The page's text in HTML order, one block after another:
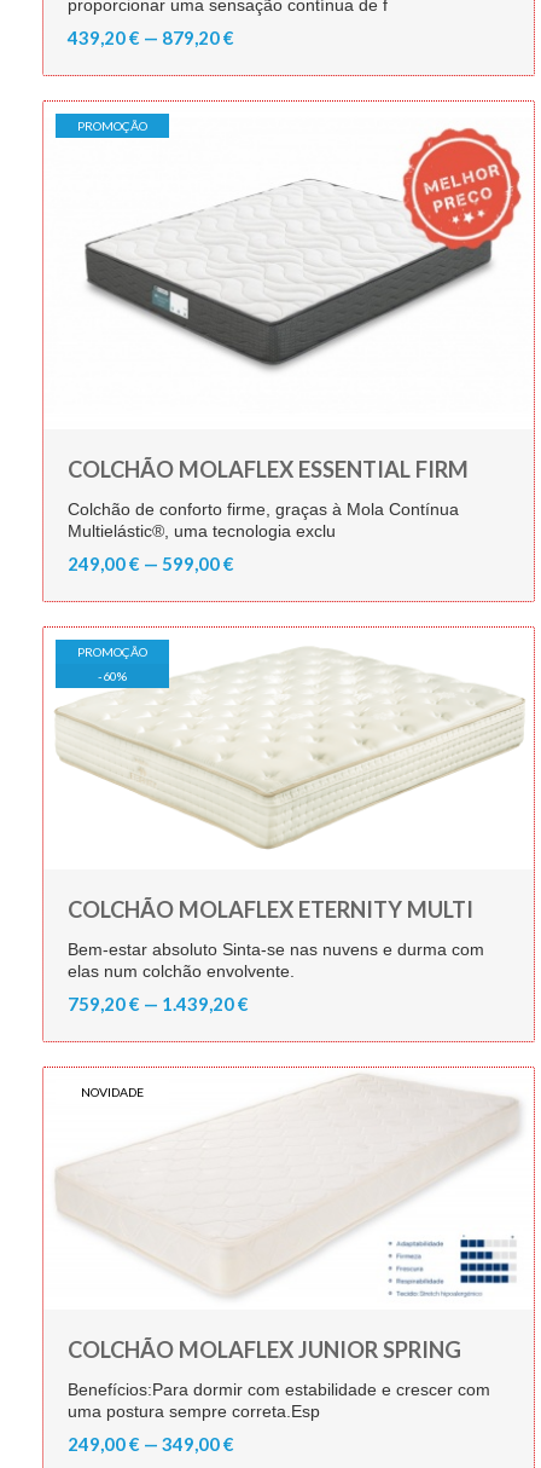
proporcionar uma sensação contínua de f
439,20 € — 879,20 €
PROMOÇÃO
COLCHÃO MOLAFLEX ESSENTIAL FIRM
Colchão de conforto firme, graças à Mola Contínua
Multielástic®, uma tecnologia exclu
249,00 € — 599,00 €
PROMOÇÃO
-60%
COLCHÃO MOLAFLEX ETERNITY MULTI
Bem-estar absoluto Sinta-se nas nuvens e durma com
elas num colchão envolvente.
759,20 € — 1.439,20 €
NOVIDADE
COLCHÃO MOLAFLEX JUNIOR SPRING
Benefícios:Para dormir com estabilidade e crescer com
uma postura sempre correta.Esp
249,00 € — 349,00 €